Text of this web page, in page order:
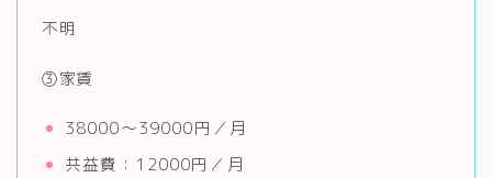
不明
③家賃
38000～39000円／月
共益費：12000円／月